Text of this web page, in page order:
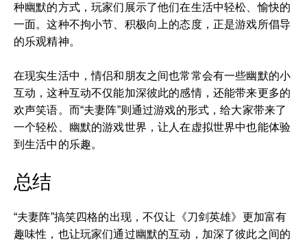
种幽默的方式，玩家们展示了他们在生活中轻松、愉快的
一面。这种不拘小节、积极向上的态度，正是游戏所倡导
的乐观精神。
在现实生活中，情侣和朋友之间也常常会有一些幽默的小
互动，这种互动不仅能加深彼此的感情，还能带来更多的
欢声笑语。而“夫妻阵”则通过游戏的形式，给大家带来了
一个轻松、幽默的游戏世界，让人在虚拟世界中也能体验
到生活中的乐趣。
总结
“夫妻阵”搞笑四格的出现，不仅让《刀剑英雄》更加富有
趣味性，也让玩家们通过幽默的互动，加深了彼此之间的